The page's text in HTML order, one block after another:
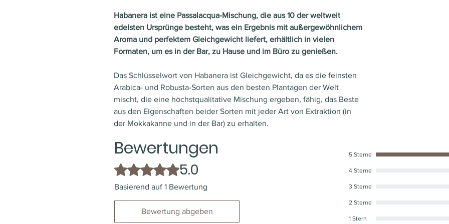
Habanera ist eine Passalacqua-Mischung, die aus 10 der weltweit
edelsten Ursprünge besteht, was ein Ergebnis mit außergewöhnlichem
Aroma und perfektem Gleichgewicht liefert, erhältlich in vielen
Formaten, um es in der Bar, zu Hause und im Büro zu genießen.
Das Schlüsselwort von Habanera ist Gleichgewicht, da es die feinsten
Arabica- und Robusta-Sorten aus den besten Plantagen der Welt
mischt, die eine höchstqualitative Mischung ergeben, fähig, das Beste
aus den Eigenschaften beider Sorten mit jeder Art von Extraktion (in
der Mokkakanne und in der Bar) zu erhalten.
Bewertungen
Mit 5 von 5 Sternen bewertet.
5.0
Basierend auf 1 Bewertung
Bewertung abgeben
5 Sterne
4 Sterne
3 Sterne
2 Sterne
1 Stern